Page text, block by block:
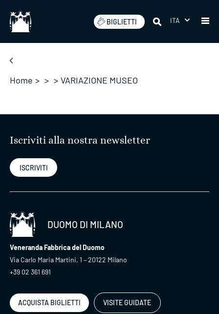
BIGLIETTI ITA
Home > > > VARIAZIONE MUSEO
Iscriviti alla nostra newsletter
ISCRIVITI
DUOMO DI MILANO
Veneranda Fabbrica del Duomo
Via Carlo Maria Martini, 1 – 20122 Milano
+39 02 361 691
ACQUISTA BIGLIETTI VISITE GUIDATE